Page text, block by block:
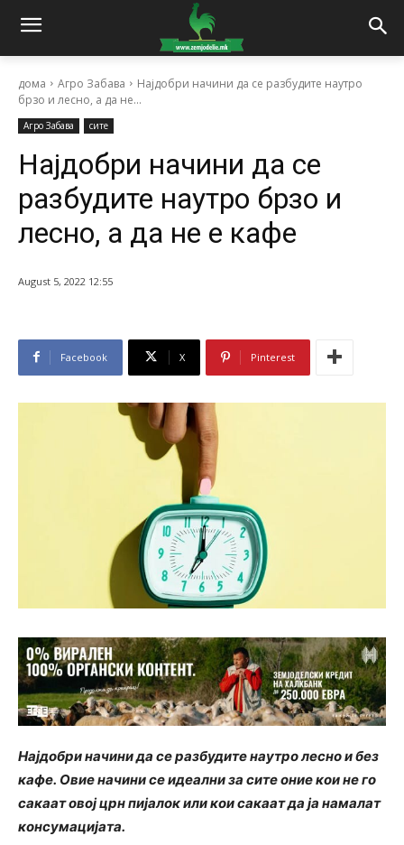
дома Агро Забава
Најдобри начини да се разбудите наутро
брзо и лесно, а да не...
Агро Забава сите
Најдобри начини да се
разбудите наутро брзо и
лесно, а да не е кафе
August 5, 2022 12:55
Facebook X Pinterest
Најдобри начини да се разбудите наутро лесно и без
кафе. Овие начини се идеални за сите оние кои не го
сакаат овој црн пијалок или кои сакаат да ја намалат
консумацијата.